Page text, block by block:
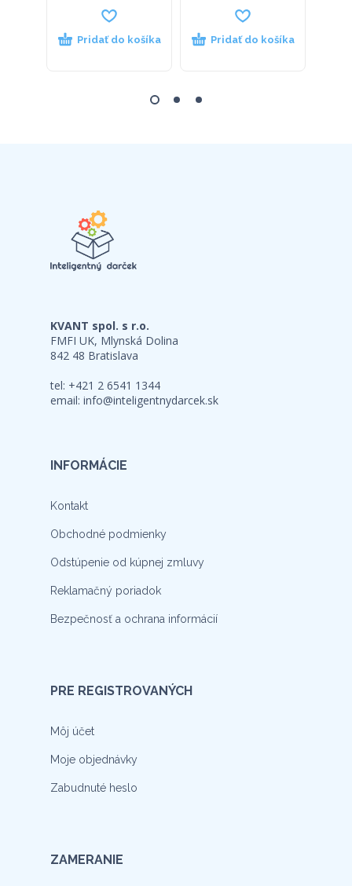
Pridať do košíka Pridať do košíka
KVANT spol. s r.o.
FMFI UK, Mlynská Dolina
842 48 Bratislava
tel: +421 2 6541 1344
email: info@inteligentnydarcek.sk
INFORMÁCIE
Kontakt
Obchodné podmienky
Odstúpenie od kúpnej zmluvy
Reklamačný poriadok
Bezpečnosť a ochrana informácií
PRE REGISTROVANÝCH
Môj účet
Moje objednávky
Zabudnuté heslo
ZAMERANIE